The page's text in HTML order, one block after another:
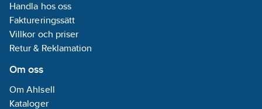
Handla hos oss
Faktureringssätt
Villkor och priser
Retur & Reklamation
Om oss
Om Ahlsell
Kataloger